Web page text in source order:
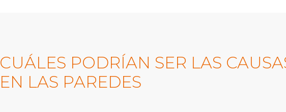
CUÁLES PODRÍAN SER LAS
EN LAS PAREDES